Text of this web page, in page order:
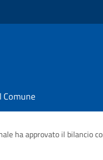
Comune
ha approvato il bilancio